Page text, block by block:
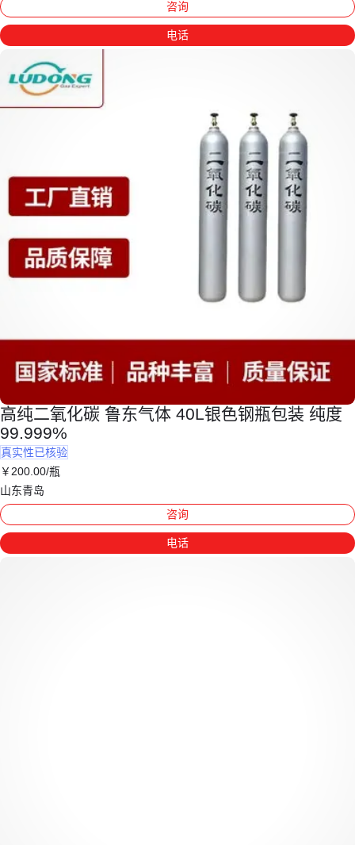
咨询
电话
高纯二氧化碳 鲁东气体 40L银色钢瓶包装 纯度
99.999%
真实性已核验
￥ 200 .00/瓶
山东青岛
咨询
电话